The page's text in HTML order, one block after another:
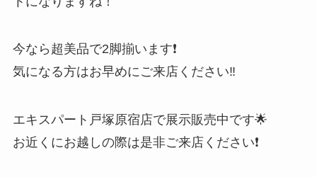
今なら超美品で2脚揃います❗️
気になる方はお早めにご来店ください‼︎
エキスパート戸塚原宿店で展示販売中です🌟
お近くにお越しの際は是非ご来店ください❗️